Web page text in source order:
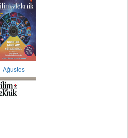
Ağustos